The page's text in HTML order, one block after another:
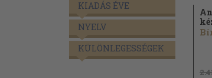
KIADÁS ÉVE
NYELV
KÜLÖNLEGESSÉGEK